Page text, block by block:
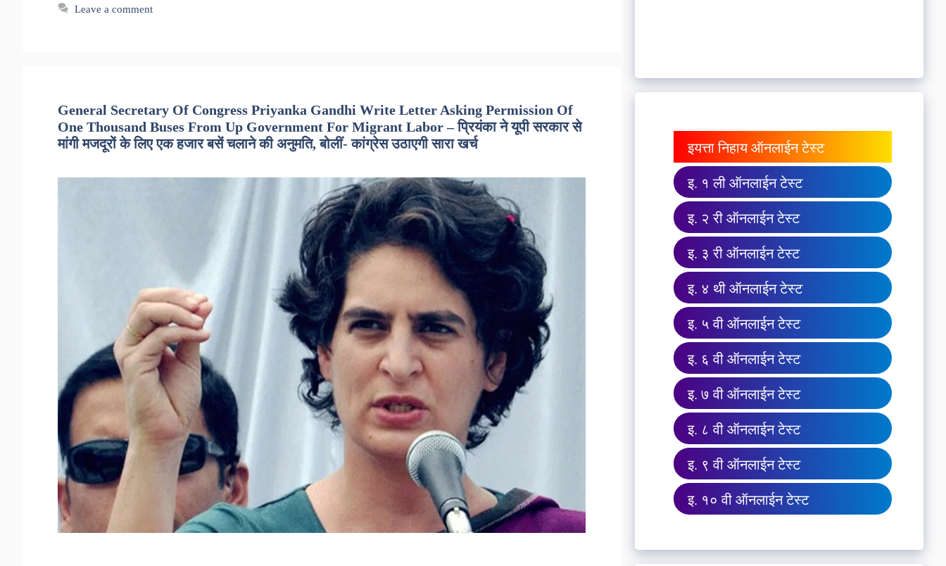
Leave a comment
General Secretary Of Congress Priyanka Gandhi Write Letter Asking Permission Of
One Thousand Buses From Up Government For Migrant Labor – प्रियंका ने यूपी सरकार से
मांगी मजदूरों के लिए एक हजार बसें चलाने की अनुमति, बोलीं- कांग्रेस उठाएगी सारा खर्च
इयत्ता निहाय ऑनलाईन टेस्ट
इ. १ ली ऑनलाईन टेस्ट
इ. २ री ऑनलाईन टेस्ट
इ. ३ री ऑनलाईन टेस्ट
इ. ४ थी ऑनलाईन टेस्ट
इ. ५ वी ऑनलाईन टेस्ट
इ. ६ वी ऑनलाईन टेस्ट
इ. ७ वी ऑनलाईन टेस्ट
इ. ८ वी ऑनलाईन टेस्ट
इ. ९ वी ऑनलाईन टेस्ट
इ. १० वी ऑनलाईन टेस्ट